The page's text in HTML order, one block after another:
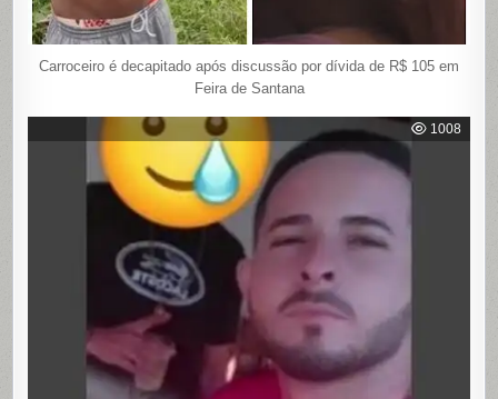
Carroceiro é decapitado após discussão por dívida de R$ 105 em
Feira de Santana
1008